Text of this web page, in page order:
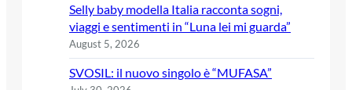
Selly baby modella Italia racconta sogni,
viaggi e sentimenti in “Luna lei mi guarda”
August 5, 2026
SVOSIL: il nuovo singolo è “MUFASA”